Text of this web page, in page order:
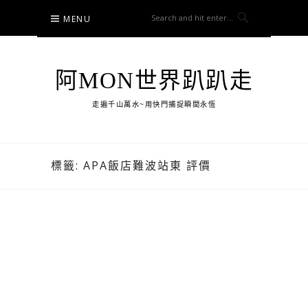
content
MENU
阿MON世界趴趴走
走遍千山萬水~用快門捕捉瞬間永恆
標籤: APA飯店難波站東 評價